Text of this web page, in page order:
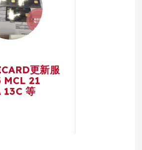
更新服
MCL 21
13C 等